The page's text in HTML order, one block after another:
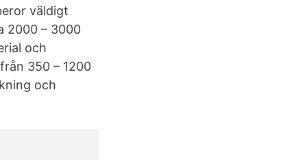
väldigt
2000 – 3000
och
350 – 1200
och